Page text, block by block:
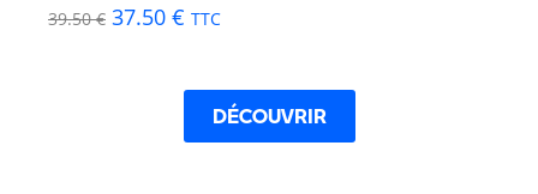
39.50€ 37.50 € TTC
DÉCOUVRIR